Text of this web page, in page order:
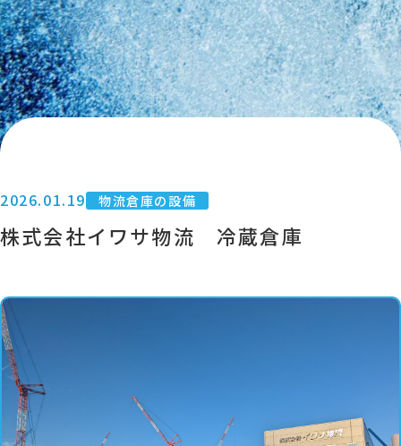
2026.01.19 物流倉庫の設備
株式会社イワサ物流 冷蔵倉庫